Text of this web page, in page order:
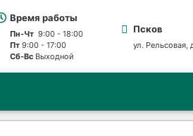
Время работы
Пн-Чт9:00 - 18:00
Пт9:00 - 17:00
Сб-ВсВыходной
Псков
ул. Рельсовая,